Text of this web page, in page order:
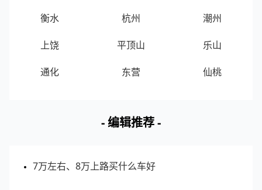
📊 数据说明：客流指数为区域范围内实时客流的指
衡水 杭州 潮州
上饶 平顶山 乐山
通化 东营 仙桃
- 编辑推荐 -
7万左右、8万上路买什么车好